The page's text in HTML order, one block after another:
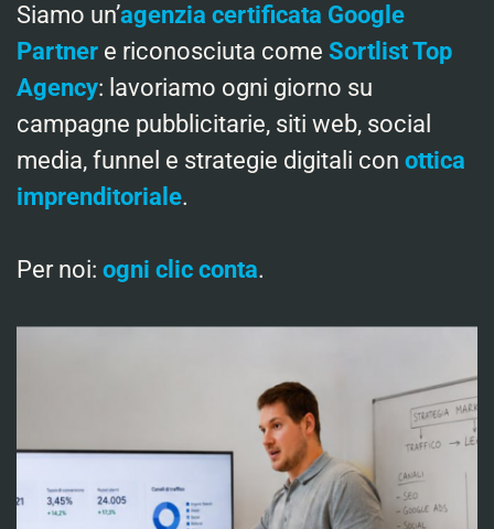
Siamo un’agenzia certificata Google
Partner e riconosciuta come Sortlist Top
Agency: lavoriamo ogni giorno su
campagne pubblicitarie, siti web, social
media, funnel e strategie digitali con ottica
imprenditoriale.
Per noi: ogni clic conta.